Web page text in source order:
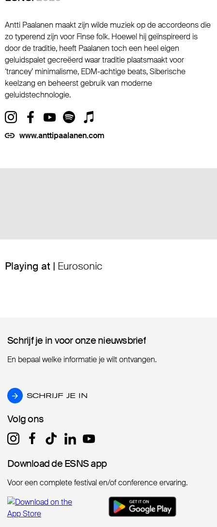
Antti Paalanen maakt zijn wilde muziek op de accordeons die
zo typerend zijn voor Finse folk. Hoewel hij geïnspireerd is
door de traditie, heeft Paalanen toch een heel eigen
geluidspalet gecreëerd waar traditie plaatsmaakt voor
‘trancey’ minimalisme, EDM-achtige beats, Siberische
keelzang en beheerst gebruik van moderne
geluidstechnologie.
www.anttipaalanen.com
Playing at | Eurosonic
Schrijf je in voor onze nieuwsbrief
Schrijf je in voor onze nieuwsbrief
En bepaal welke informatie je wilt ontvangen.
SCHRIJF JE IN
SCHRIJF JE IN
Volg ons
Volg ons
Download de ESNS app
Download de ESNS app
Voor een complete festival en/of conference ervaring.